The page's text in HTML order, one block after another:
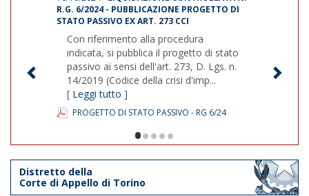
R.G. 6/2024 - PUBBLICAZIONE PROGETTO DI
STATO PASSIVO EX ART. 273 CCI
Con riferimento alla procedura
indicata, si pubblica il progetto di stato
passivo ai sensi dell'art. 273, D. Lgs. n.
14/2019 (Codice della crisi d'imp...
[ Leggi tutto ]
PROGETTO DI STATO PASSIVO - RG 6/24
1/5
Distretto della
Corte di Appello di Torino